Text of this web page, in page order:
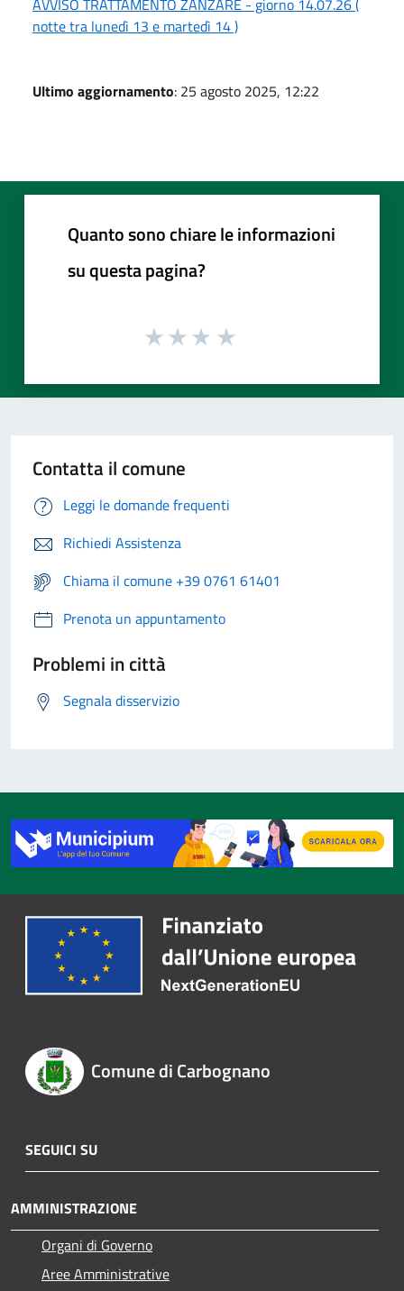
notte tra lunedì 13 e martedì 14 )
Ultimo aggiornamento: 25 agosto 2025, 12:22
Quanto sono chiare le informazioni
su questa pagina?
Contatta il comune
Leggi le domande frequenti
Richiedi Assistenza
Chiama il comune +39 0761 61401
Prenota un appuntamento
Problemi in città
Segnala disservizio
Comune di Carbognano
SEGUICI SU
AMMINISTRAZIONE
Organi di Governo
Aree Amministrative